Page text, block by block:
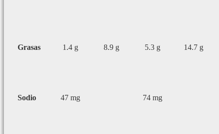
Grasas 1.4 g 8.9 g 5.3 g 14.7 g
Sodio 47 mg 74 mg